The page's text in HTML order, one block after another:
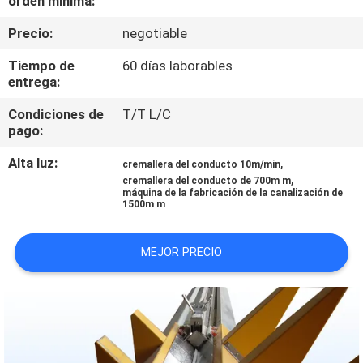
CONTROL
DE
CALIDAD
CONTACTA
NOSOTROS
NOTICIAS
SOLICITAR
Precio:
negotiable
Tiempo de
entrega:
60 días laborables
Condiciones de
pago:
T/T L/C
Alta luz: cremallera del conducto 10m/min,
cremallera del conducto de 700m m,
máquina de la fabricación de la canalización de
1500m m
MEJOR PRECIO